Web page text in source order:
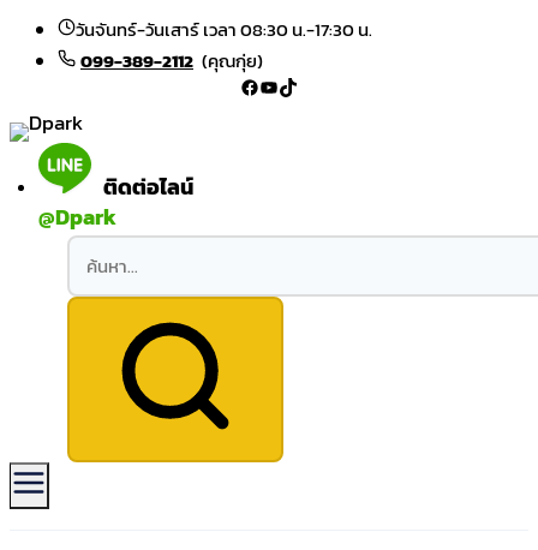
Skip to content
วันจันทร์-วันเสาร์ เวลา 08:30 น.-17:30 น.
099-389-2112 (คุณกุ่ย)
Facebook
YouTube
TikTok
ติดต่อไลน์
@Dpark